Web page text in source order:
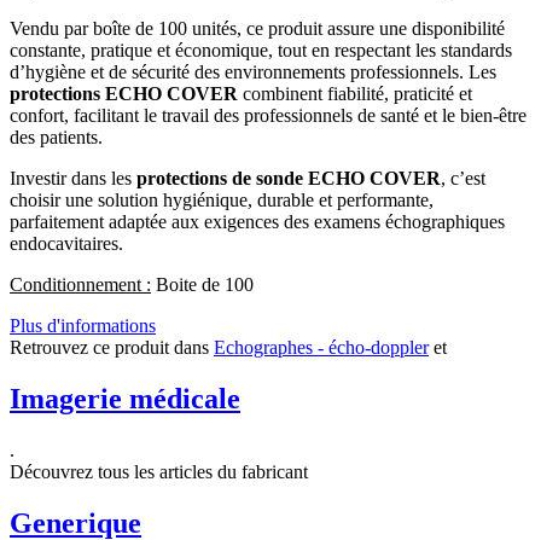
Vendu par boîte de 100 unités, ce produit assure une disponibilité
constante, pratique et économique, tout en respectant les standards
d’hygiène et de sécurité des environnements professionnels. Les
protections ECHO COVER combinent fiabilité, praticité et
confort, facilitant le travail des professionnels de santé et le bien-être
des patients.
Investir dans les protections de sonde ECHO COVER, c’est
choisir une solution hygiénique, durable et performante,
parfaitement adaptée aux exigences des examens échographiques
endocavitaires.
Conditionnement : Boite de 100
Plus d'informations
Retrouvez ce produit dans Echographes - écho-doppleret
Imagerie médicale
.
Découvrez tous les articles du fabricant
Generique